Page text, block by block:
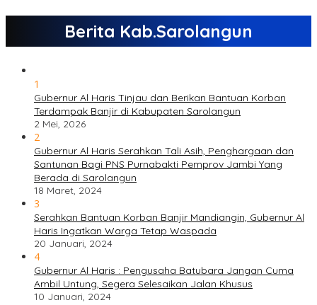
Berita Kab.Sarolangun
1
Gubernur Al Haris Tinjau dan Berikan Bantuan Korban
Terdampak Banjir di Kabupaten Sarolangun
2 Mei, 2026
2
Gubernur Al Haris Serahkan Tali Asih, Penghargaan dan
Santunan Bagi PNS Purnabakti Pemprov Jambi Yang
Berada di Sarolangun
18 Maret, 2024
3
Serahkan Bantuan Korban Banjir Mandiangin, Gubernur Al
Haris Ingatkan Warga Tetap Waspada
20 Januari, 2024
4
Gubernur Al Haris : Pengusaha Batubara Jangan Cuma
Ambil Untung, Segera Selesaikan Jalan Khusus
10 Januari, 2024